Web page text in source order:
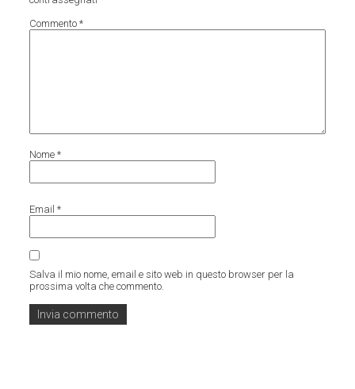
Commento*
Nome*
Email*
Salva il mio nome, email e sito web in questo browser per la
prossima volta che commento.